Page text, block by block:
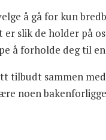
å gå for kun
slik de holder på
å forholde deg til
sammen
noen